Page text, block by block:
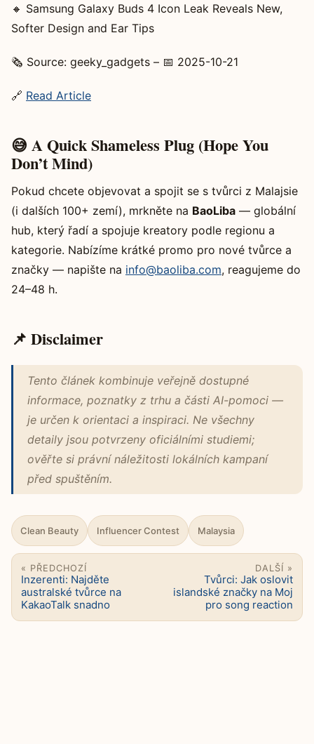
🔸 Samsung Galaxy Buds 4 Icon Leak Reveals New,
Softer Design and Ear Tips
🗞️ Source: geeky_gadgets – 📅 2025-10-21
🔗 Read Article
😅 A Quick Shameless Plug (Hope You
Don’t Mind)
Pokud chcete objevovat a spojit se s tvůrci z Malajsie
(i dalších 100+ zemí), mrkněte na BaoLiba — globální
hub, který řadí a spojuje kreatory podle regionu a
kategorie. Nabízíme krátké promo pro nové tvůrce a
značky — napište na info@baoliba.com, reagujeme do
24–48 h.
📌 Disclaimer
Tento článek kombinuje veřejně dostupné
informace, poznatky z trhu a části AI-pomoci —
je určen k orientaci a inspiraci. Ne všechny
detaily jsou potvrzeny oficiálními studiemi;
ověřte si právní náležitosti lokálních kampaní
před spuštěním.
Clean Beauty Influencer Contest Malaysia
« PŘEDCHOZÍ
Inzerenti: Najděte
australské tvůrce na
KakaoTalk snadno
DALŠÍ »
Tvůrci: Jak oslovit
islandské značky na Moj
pro song reaction